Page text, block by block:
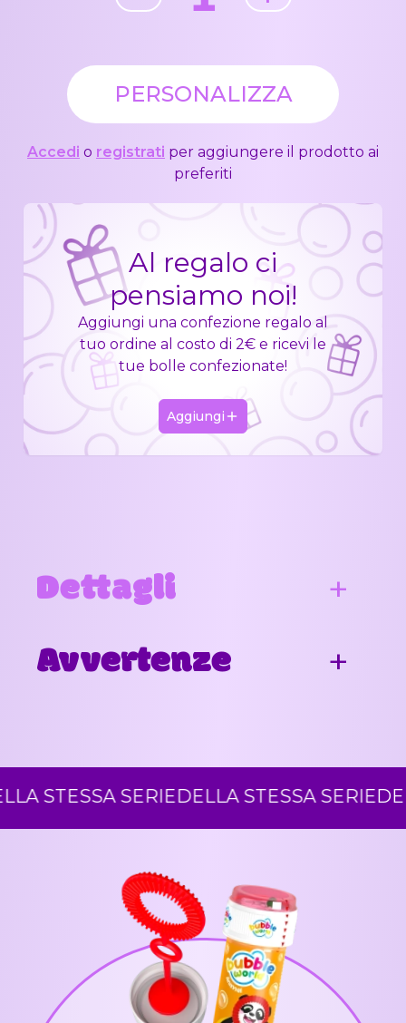
PERSONALIZZA
Accedi o registrati per aggiungere il prodotto ai
preferiti
Al regalo ci
pensiamo noi!
Aggiungi una confezione regalo al
tuo ordine al costo di 2€ e ricevi le
tue bolle confezionate!
Aggiungi
Dettagli
Avvertenze
STESSA SERIEDELLA STESSA SERIE